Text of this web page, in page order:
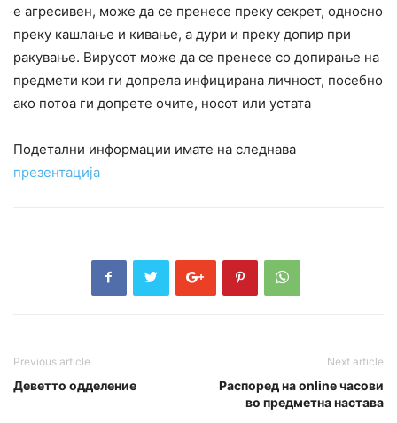
е агресивен, може да се пренесе преку секрет, односно
преку кашлање и кивање, а дури и преку допир при
ракување. Вирусот може да се пренесе со допирање на
предмети кои ги допрела инфицирана личност, посебно
ако потоа ги допрете очите, носот или устата
Подетални информации имате на следнава
презентација
Previous article
Деветто одделение
Next article
Распоред на online часови
во предметна настава